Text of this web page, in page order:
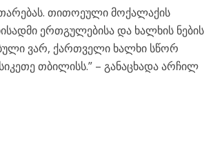
თითოეული მოქალაქის
ერთგულებისა და ხალხის ნების
ვარ, ქართველი ხალხი სწორ
თბილისს.” – განაცხადა არჩილ